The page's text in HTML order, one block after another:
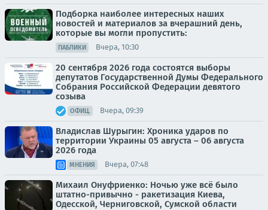
Подборка наиболее интересных наших
новостей и материалов за вчерашний день,
которые вы могли пропустить:
ПАБЛИКИ Вчера, 10:30
20 сентября 2026 года состоятся выборы
депутатов Государственной Думы Федерального
Собрания Российской Федерации девятого
созыва
ОФИЦ. Вчера, 09:39
Владислав Шурыгин: Хроника ударов по
территории Украины 05 августа – 06 августа
2026 года
МНЕНИЯ Вчера, 07:48
Михаил Онуфриенко: Ночью уже всё было
штатно-привычно - ракетизация Киева,
Одесской, Черниговской, Сумской области